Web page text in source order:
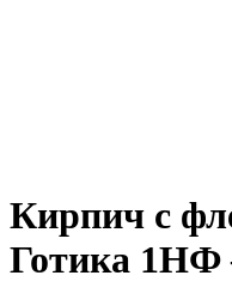
Кирпич с
Готика